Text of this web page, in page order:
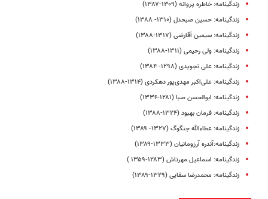
زندگینامه: خاطره پروانه (۱۳۰۹-۱۳۸۷)
زندگینامه: حسین صبحدل (۱۳۱۰- ۱۳۸۸)
زندگینامه‌: سیمین آقارضی (۱۳۱۷-۱۳۸۸)
زندگینامه‌: ولی رحیمی (۱۳۱۱-۱۳۸۸)
زندگینامه: علی تجویدی (۱۲۹۸- ۱۳۸۴)
زندگینامه: علی‌اکبر مهدی‌پور دهکردی (۱۳۱۴-۱۳۸۸)
زندگینامه: ابوالحسن صبا (۱۲۸۱-۱۳۳۶)
زندگینامه‌: فرمان بهبود (۱۳۲۴-۱۳۸۸)
زندگینامه: عطاءالله جنگوگ (۱۳۲۷- ۱۳۸۹)
زندگینامه:آندره ‌آرزومانیان (۱۳۳۳-۱۳۸۹)
زندگینامه: اسماعیل مهرتاش (۱۲۸۳-۱۳۵۹ )
زندگینامه‌: محمدرضا سقایی (۱۳۲۹-۱۳۸۹)